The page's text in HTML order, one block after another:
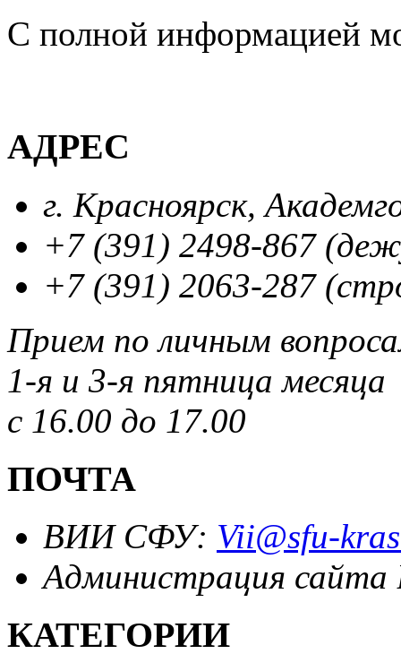
С полной информацией
АДРЕС
г. Красноярск,
+7 (391) 2498-867
+7 (391) 2063-287
Прием по личным
1-я и 3-я пятница месяца
с 16.00 до 17.00
ПОЧТА
ВИИ СФУ: Vii@sfu-
Администрация
КАТЕГОРИИ